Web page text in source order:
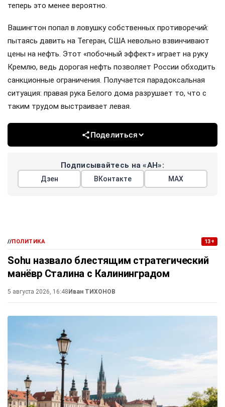
теперь это менее вероятно.
Вашингтон попал в ловушку собственных противоречий:
пытаясь давить на Тегеран, США невольно взвинчивают
цены на нефть. Этот «побочный эффект» играет на руку
Кремлю, ведь дорогая нефть позволяет России обходить
санкционные ограничения. Получается парадоксальная
ситуация: правая рука Белого дома разрушает то, что с
таким трудом выстраивает левая.
Поделиться
Подписывайтесь на «АН»:
Дзен ВКонтакте МАХ
//ПОЛИТИКА 13+
Sohu назвало блестящим стратегический
манёвр Сталина с Калининградом
5 августа 2026, 16:48 Иван ТИХОНОВ